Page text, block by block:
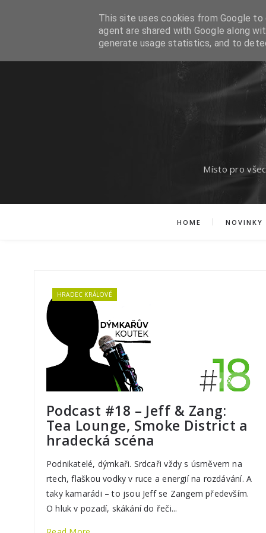
Místo pro
HOME NOVINKY
Podcast #18 – Jeff & Zang:
Tea Lounge, Smoke District a
hradecká scéna
Podnikatelé, dýmkaři. Srdcaři vždy s úsměvem na
rtech, flaškou vodky v ruce a energií na rozdávání. A
taky kamarádi – to jsou Jeff se Zangem především.
O hluk v pozadí, skákání do řeči...
HRADEC KRÁLOVÉ
This site uses cookies from Google
agent are shared with Google along
generate usage statistics, and to